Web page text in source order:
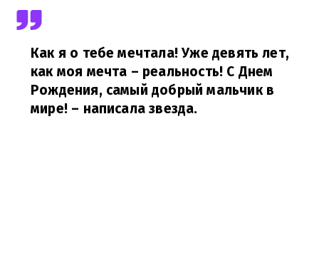
Как я о тебе мечтала! Уже девять лет,
как моя мечта – реальность! С Днем
Рождения, самый добрый мальчик в
мире!– написала звезда.